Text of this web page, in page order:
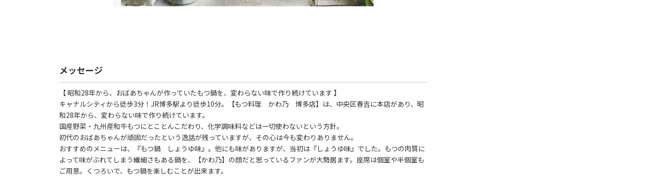
メッセージ
【 昭和28年から、おばあちゃんが作っていたもつ鍋を、変わらない味で作り続けています 】
キャナルシティから徒歩3分！JR博多駅より徒歩10分。【もつ料理 かわ乃 博多店】は、中央区春吉に本店があり、昭
和28年から、変わらない味で作り続けています。
国産野菜・九州産和牛もつにとことんこだわり、化学調味料などは一切使わないという方針。
初代のおばあちゃんが頑固だったという逸話が残っていますが、その心は今も変わりありません。
おすすめのメニューは、『もつ鍋 しょうゆ味』。他にも味がありますが、当初は『しょうゆ味』でした。もつの肉質に
よって味がぶれてしまう繊細さもある鍋を、【かわ乃】の顔だと思っているファンが大勢居ます。座席は個室や半個室も
ご用意。くつろいで、もつ鍋を楽しむことが出来ます。